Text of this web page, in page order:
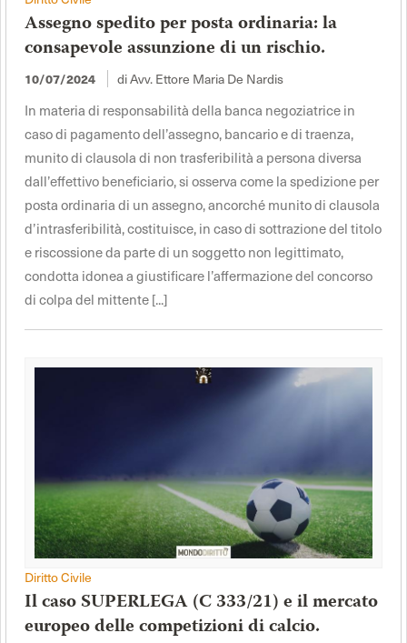
Assegno spedito per posta ordinaria: la
consapevole assunzione di un rischio.
10/07/2024 di Avv. Ettore Maria De Nardis
In materia di responsabilità della banca negoziatrice in
caso di pagamento dell’assegno, bancario e di traenza,
munito di clausola di non trasferibilità a persona diversa
dall’effettivo beneficiario, si osserva come la spedizione per
posta ordinaria di un assegno, ancorché munito di clausola
d’intrasferibilità, costituisce, in caso di sottrazione del titolo
e riscossione da parte di un soggetto non legittimato,
condotta idonea a giustificare l’affermazione del concorso
di colpa del mittente [...]
Diritto Civile
Il caso SUPERLEGA (C 333/21) e il mercato
europeo delle competizioni di calcio.